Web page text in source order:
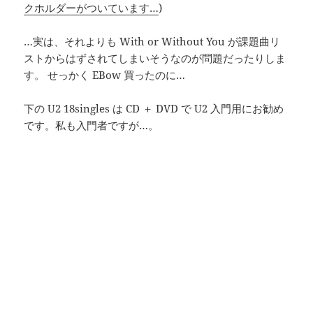
クホルダーがついています…)
…実は、それよりも With or Without You が課題曲リ
ストからはずされてしまいそうなのが問題だったりしま
す。 せっかく EBow 買ったのに…
下の U2 18singles は CD ＋ DVD で U2 入門用にお勧め
です。私も入門者ですが…。